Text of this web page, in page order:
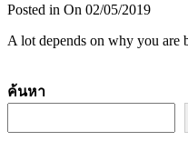
Posted in On 02/05/2019
A lot depends on why you
ค้นหา